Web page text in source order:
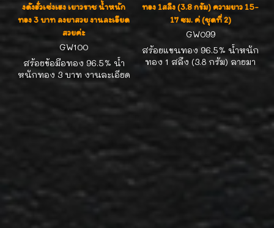
งดังฮั่วเซ่งเฮง เยาวราช น้ำหนัก
ทอง 3 บาท ลงยาสวย งานละเอียด
สวยค่ะ
GW100
สร้อยข้อมือทอง 96.5% น้ำ
หนักทอง 3 บาท งานละเอียด
ลงยาสวยมากๆค่ะ ความยาว
วงใน 4.6 ซม. สำหรับข้อมือ
ละเอียดสวย เห็นแล้วต้องว้า
ทอง 1สลึง (3.8 กรัม) ความยาว 15-
17 ซม. ค่ (ชุดที่ 2)
GW099
สร้อยแขนทอง 96.5% น้ำหนัก
ทอง 1 สลึง (3.8 กรัม) ลายมา